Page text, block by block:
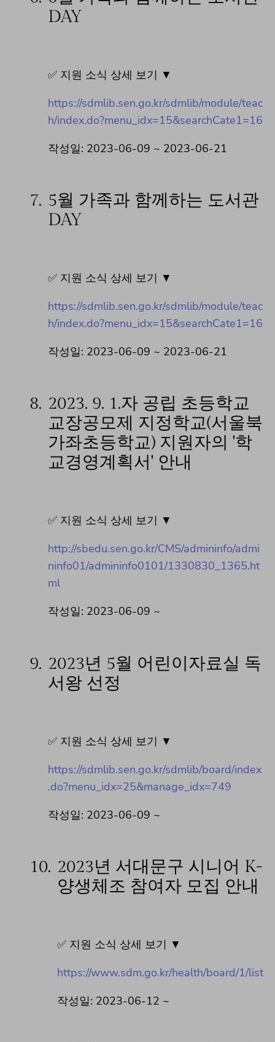
DAY
✅ 지원 소식 상세 보기 ▼
https://sdmlib.sen.go.kr/sdmlib/module/teac
h/index.do?menu_idx=15&searchCate1=16
작성일: 2023-06-09 ~ 2023-06-21
7. 5월 가족과 함께하는 도서관
DAY
✅ 지원 소식 상세 보기 ▼
https://sdmlib.sen.go.kr/sdmlib/module/teac
h/index.do?menu_idx=15&searchCate1=16
작성일: 2023-06-09 ~ 2023-06-21
8. 2023. 9. 1.자 공립 초등학교
교장공모제 지정학교(서울북
가좌초등학교) 지원자의 '학
교경영계획서' 안내
✅ 지원 소식 상세 보기 ▼
http://sbedu.sen.go.kr/CMS/admininfo/admi
ninfo01/admininfo0101/1330830_1365.ht
ml
작성일: 2023-06-09 ~
9. 2023년 5월 어린이자료실 독
서왕 선정
✅ 지원 소식 상세 보기 ▼
https://sdmlib.sen.go.kr/sdmlib/board/index
.do?menu_idx=25&manage_idx=749
작성일: 2023-06-09 ~
10. 2023년 서대문구 시니어 K-
양생체조 참여자 모집 안내
✅ 지원 소식 상세 보기 ▼
https://www.sdm.go.kr/health/board/1/list
작성일: 2023-06-12 ~